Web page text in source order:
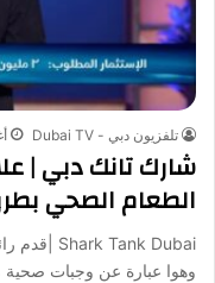
تلفزيون دبي - Dubai TV
شارك تانك دبي |
الطعام الصحي
وهوا عبارة عن وجبات